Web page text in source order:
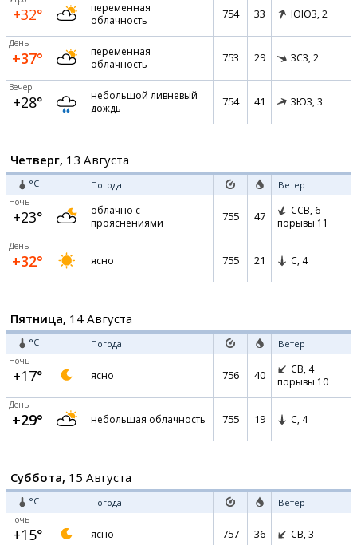
+32°
переменная
облачность
754 33 ЮЮЗ, 2
День
+37°
переменная
облачность
753 29 ЗСЗ, 2
Вечер
+28°
небольшой ливневый
дождь
754 41 ЗЮЗ, 3
Четверг, 13 Августа
°C Погода Ветер
Ночь
+23°
облачно с
прояснениями
755 47 ССВ, 6
порывы 11
День
+32° ясно 755 21 С, 4
Пятница, 14 Августа
°C Погода Ветер
Ночь
+17° ясно 756 40 СВ, 4
порывы 10
День
+29° небольшая облачность 755 19 С, 4
Суббота, 15 Августа
°C Погода Ветер
Ночь
+15° ясно 757 36 СВ, 3